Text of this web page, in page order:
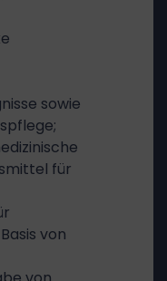
sowie
für
von